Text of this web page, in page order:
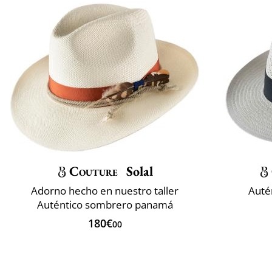
Couture Solal
Adorno hecho en nuestro taller
Auténtico sombrero panamá
180€00